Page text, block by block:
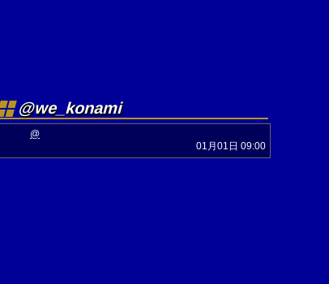
@we_konami
@
01月01日 09:00